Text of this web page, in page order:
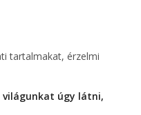
tartalmakat, érzelmi
világunkat úgy látni,